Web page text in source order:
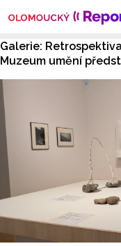
Galerie:
Muzeum umění